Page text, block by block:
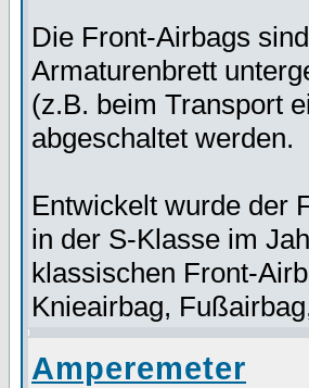
Die Front-Airbags
Armaturenbrett
(z.B. beim Transport
abgeschaltet werden.
Entwickelt wurde der
in der S-Klasse im
klassischen Front-
Knieairbag,
Amperemeter